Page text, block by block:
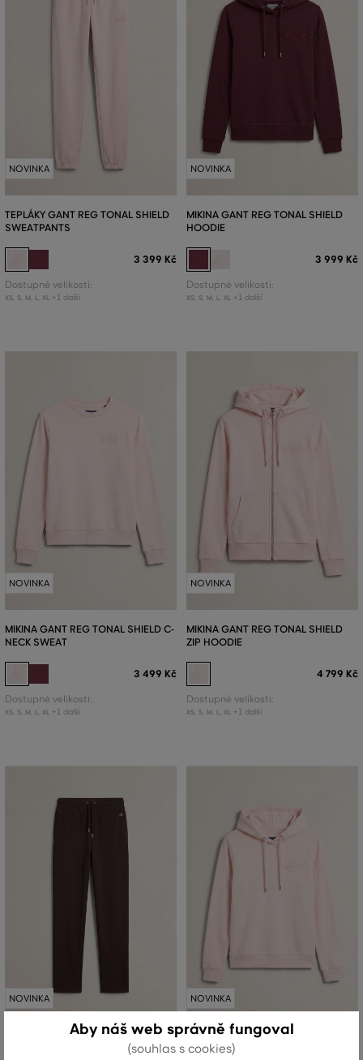
NOVINKA
TEPLÁKY GANT REG TONAL SHIELD
SWEATPANTS
3 399 Kč
Dostupné velikosti:
XS, S, M L XL +1 další
NOVINKA
MIKINA GANT REG TONAL SHIELD
HOODIE
3 999 Kč
Dostupné velikosti:
XS, S, M L XL +1 další
NOVINKA
MIKINA GANT REG TONAL SHIELD C-
NECK SWEAT
3 499 Kč
Dostupné velikosti:
XS, S, M L XL +1 další
NOVINKA
MIKINA GANT REG TONAL SHIELD
ZIP HOODIE
4 799 Kč
Dostupné velikosti:
XS, S, M L XL +1 další
NOVINKA
TEPLÁKY GANT REG SHIELD
NOVINKA
MIKINA GANT REG TONAL SHIELD
HOODIE
Aby náš web správně fungoval
(souhlas s cookies)